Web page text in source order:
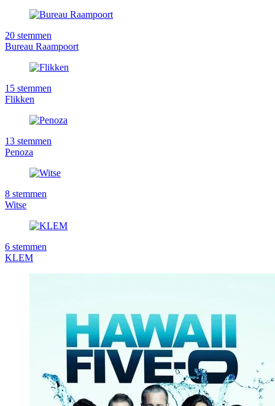
20 stemmen
Bureau Raampoort
15 stemmen
Flikken
13 stemmen
Penoza
8 stemmen
Witse
6 stemmen
KLEM